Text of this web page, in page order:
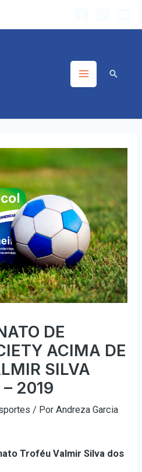
DE
ACIMA DE
SILVA
– 2019
/ PorAndreza Garcia
Troféu Valmir Silva dos